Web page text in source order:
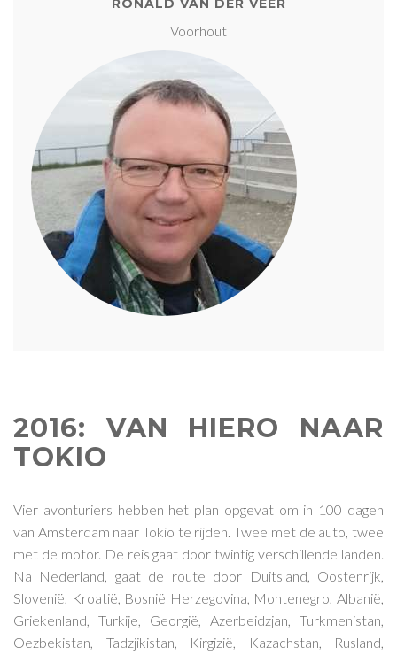
RONALD VAN DER VEER
Voorhout
2016: VAN HIERO NAAR
TOKIO
Vier avonturiers hebben het plan opgevat om in 100 dagen
van Amsterdam naar Tokio te rijden. Twee met de auto, twee
met de motor. De reis gaat door twintig verschillende landen.
Na Nederland, gaat de route door Duitsland, Oostenrijk,
Slovenië, Kroatië, Bosnië Herzegovina, Montenegro, Albanië,
Griekenland, Turkije, Georgië, Azerbeidzjan, Turkmenistan,
Oezbekistan, Tadzjikistan, Kirgizië, Kazachstan, Rusland,